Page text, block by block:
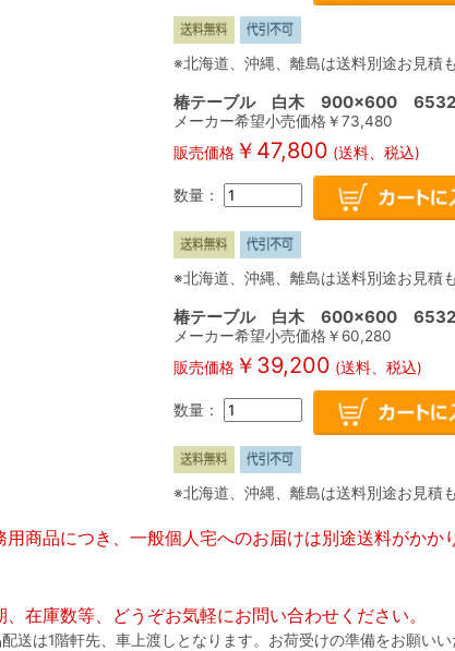
※北海道、沖縄、離島は送料別途お見積
椿テーブル 白木 900×600
メーカー希望小売価格￥73,480
販売価格￥ 47,800 (送料、税込)
数量：
※北海道、沖縄、離島は送料別途お見積
椿テーブル 白木 600×600
メーカー希望小売価格￥ 60,280
販売価格￥ 39,200 (送料、税込)
数量：
※北海道、沖縄、離島は送料別途お見積
用商品につき、一般個人宅へのお届けは別途送料がかか
、在庫数等、どうぞお気軽にお問い合わせください。
送は1階軒先、車上渡しとなります。お荷受けの準備をお願いい